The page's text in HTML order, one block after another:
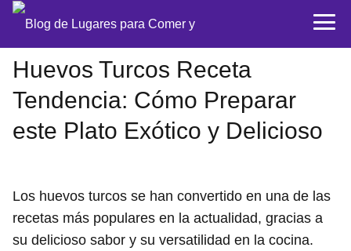
Huevos Turcos Receta
Tendencia: Cómo Preparar
este Plato Exótico y Delicioso
Los huevos turcos se han convertido en una de las
recetas más populares en la actualidad, gracias a
su delicioso sabor y su versatilidad en la cocina.